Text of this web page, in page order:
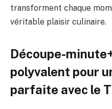
transforment chaque
véritable plaisir culinaire.
Découpe-
polyvalent pour
parfaite avec le